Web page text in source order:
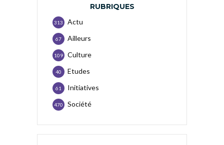
RUBRIQUES
Actu
313
Ailleurs
67
Culture
109
Etudes
40
Initiatives
61
Société
470